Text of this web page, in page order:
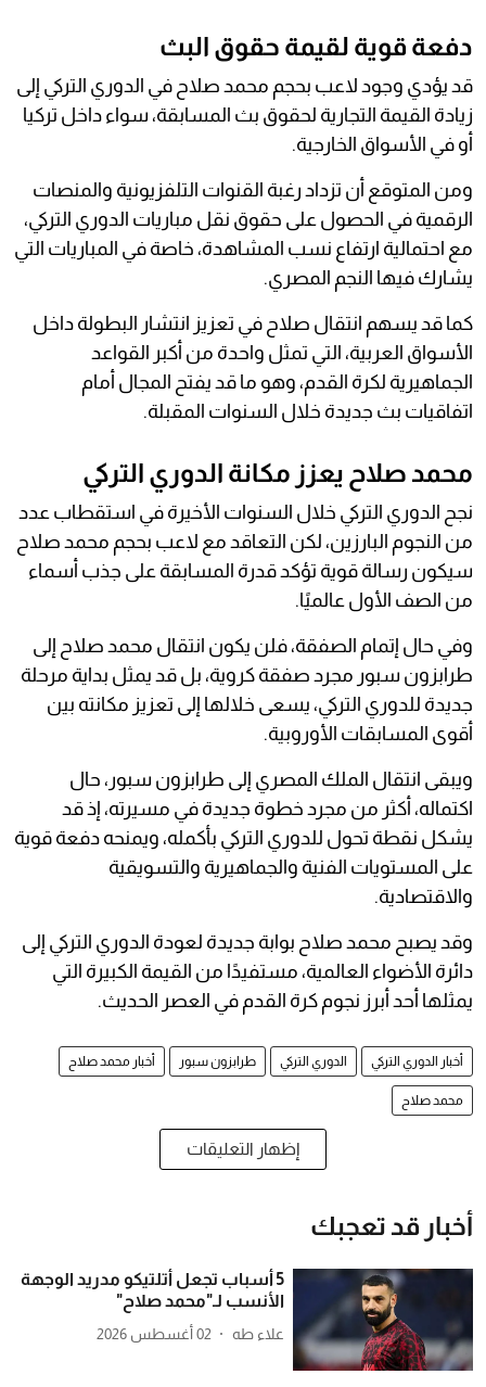
دفعة قوية لقيمة حقوق البث
قد يؤدي وجود لاعب بحجم محمد صلاح في الدوري التركي إلى
زيادة القيمة التجارية لحقوق بث المسابقة، سواء داخل تركيا
أو في الأسواق الخارجية.
ومن المتوقع أن تزداد رغبة القنوات التلفزيونية والمنصات
الرقمية في الحصول على حقوق نقل مباريات الدوري التركي،
مع احتمالية ارتفاع نسب المشاهدة، خاصة في المباريات التي
يشارك فيها النجم المصري.
كما قد يسهم انتقال صلاح في تعزيز انتشار البطولة داخل
الأسواق العربية، التي تمثل واحدة من أكبر القواعد
الجماهيرية لكرة القدم، وهو ما قد يفتح المجال أمام
اتفاقيات بث جديدة خلال السنوات المقبلة.
محمد صلاح يعزز مكانة الدوري التركي
نجح الدوري التركي خلال السنوات الأخيرة في استقطاب عدد
من النجوم البارزين، لكن التعاقد مع لاعب بحجم محمد صلاح
سيكون رسالة قوية تؤكد قدرة المسابقة على جذب أسماء
من الصف الأول عالميًا.
وفي حال إتمام الصفقة، فلن يكون انتقال محمد صلاح إلى
طرابزون سبور مجرد صفقة كروية، بل قد يمثل بداية مرحلة
جديدة للدوري التركي، يسعى خلالها إلى تعزيز مكانته بين
أقوى المسابقات الأوروبية.
ويبقى انتقال الملك المصري إلى طرابزون سبور، حال
اكتماله، أكثر من مجرد خطوة جديدة في مسيرته، إذ قد
يشكل نقطة تحول للدوري التركي بأكمله، ويمنحه دفعة قوية
على المستويات الفنية والجماهيرية والتسويقية
والاقتصادية.
وقد يصبح محمد صلاح بوابة جديدة لعودة الدوري التركي إلى
دائرة الأضواء العالمية، مستفيدًا من القيمة الكبيرة التي
يمثلها أحد أبرز نجوم كرة القدم في العصر الحديث.
أخبار الدوري التركي الدوري التركي طرابزون سبور أخبار محمد صلاح
محمد صلاح
إظهار التعليقات
أخبار قد تعجبك
5 أسباب تجعل أتلتيكو مدريد الوجهة
الأنسب لـ"محمد صلاح"
علاء طه 02 أغسطس 2026